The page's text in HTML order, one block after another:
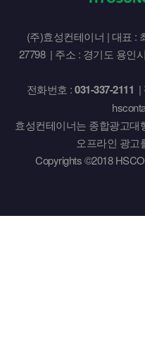
(주)효성컨테이너 | 대표 :
27798 | 주소 : 경기도 용인
전화번호 :031-337-2111 |
효성컨테이너는 종합광고
오프라인 광고
Copyrights ©2018